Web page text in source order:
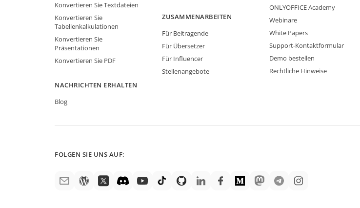
Konvertieren Sie Textdateien
Konvertieren Sie
Tabellenkalkulationen
Konvertieren Sie
Präsentationen
Konvertieren Sie PDF
NACHRICHTEN ERHALTEN
Blog
ZUSAMMENARBEITEN
Für Beitragende
Für Übersetzer
Für Influencer
Stellenangebote
ONLYOFFICE Academy
Webinare
White Papers
Support-Kontaktformular
Demo bestellen
Rechtliche Hinweise
FOLGEN SIE UNS AUF: